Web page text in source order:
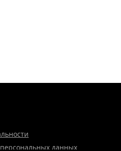
данных